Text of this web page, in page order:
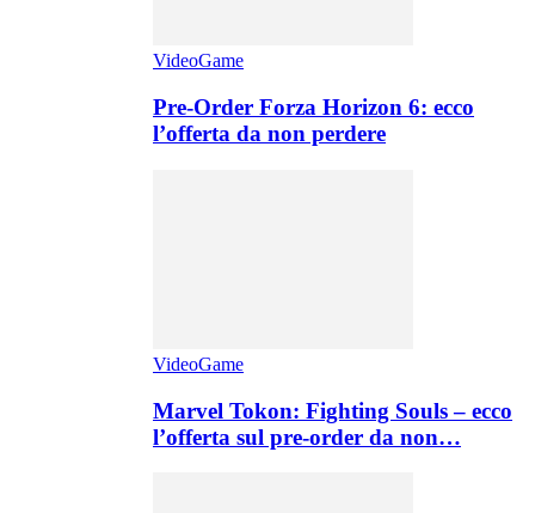
VideoGame
Pre-Order Forza Horizon 6: ecco
l’offerta da non perdere
VideoGame
Marvel Tokon: Fighting Souls – ecco
l’offerta sul pre-order da non…